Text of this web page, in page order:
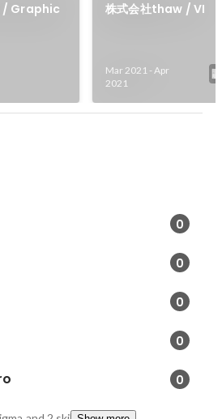
/ Graphic 株式会社thaw / VI
Mar 2021 -Apr
2021
0
0
0
0
0